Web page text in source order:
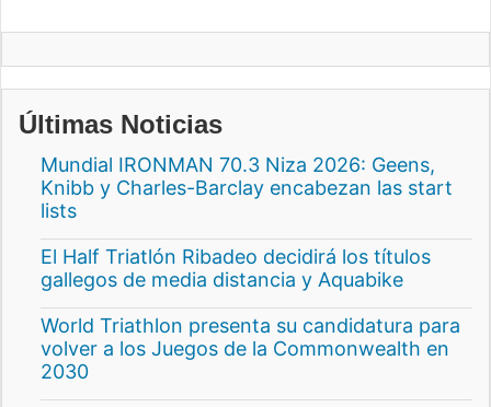
Últimas Noticias
Mundial IRONMAN 70.3 Niza 2026: Geens,
Knibb y Charles-Barclay encabezan las start
lists
El Half Triatlón Ribadeo decidirá los títulos
gallegos de media distancia y Aquabike
World Triathlon presenta su candidatura para
volver a los Juegos de la Commonwealth en
2030